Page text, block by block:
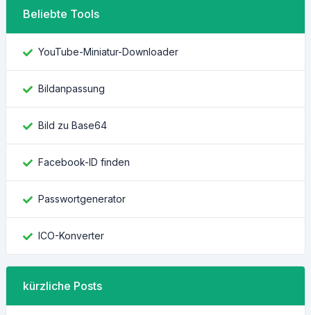
Beliebte Tools
YouTube-Miniatur-Downloader
Bildanpassung
Bild zu Base64
Facebook-ID finden
Passwortgenerator
ICO-Konverter
kürzliche Posts